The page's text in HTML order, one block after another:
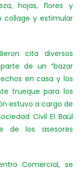
hojas, flores y
collage y estimular
cita diversos
de un “bazar
en casa y los
trueque para los
estuvo a cargo de
Civil El Baúl
de los asesores
Comercial, se